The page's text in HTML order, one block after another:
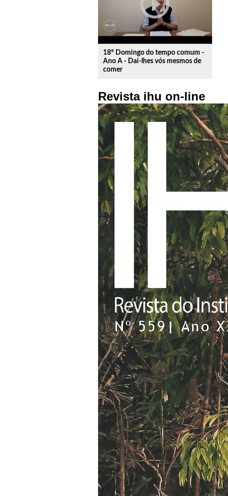
18º Domingo do tempo comum -
Ano A - Dai-lhes vós mesmos de
comer
Revista ihu on-line